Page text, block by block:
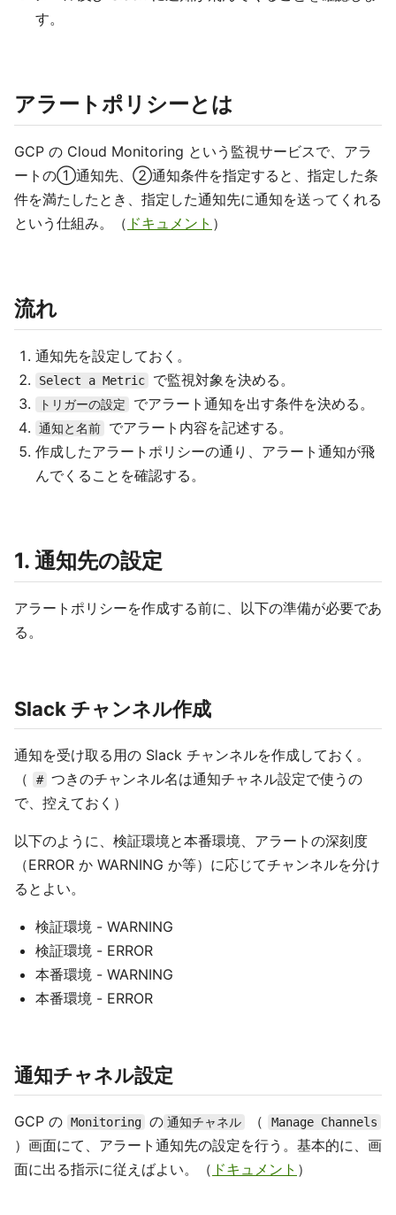
す。
アラートポリシーとは
GCP の Cloud Monitoring という監視サービスで、アラ
ートの①通知先、②通知条件を指定すると、指定した条
件を満たしたとき、指定した通知先に通知を送ってくれる
という仕組み。（ ドキュメント ）
流れ
通知先を設定しておく。
Select a Metric で監視対象を決める。
トリガーの設定 でアラート通知を出す条件を決める。
通知と名前
でアラート内容を記述する。
作成したアラートポリシーの通り、アラート通知が飛
んでくることを確認する。
1. 通知先の設定
アラートポリシーを作成する前に、以下の準備が必要であ
る。
Slack チャンネル作成
通知を受け取る用の Slack チャンネルを作成しておく。
（
# つきのチャンネル名は通知チャネル設定で使うの
で、控えておく）
以下のように、検証環境と本番環境、アラートの深刻度
（ERROR か WARNING か等）に応じてチャンネルを分け
るとよい。
検証環境 - WARNING
検証環境 - ERROR
本番環境 - WARNING
本番環境 - ERROR
通知チャネル設定
GCP の Monitoring の 通知チャネル （ Manage Channels
）画面にて、アラート通知先の設定を行う。基本的に、画
面に出る指示に従えばよい。（ ドキュメント ）